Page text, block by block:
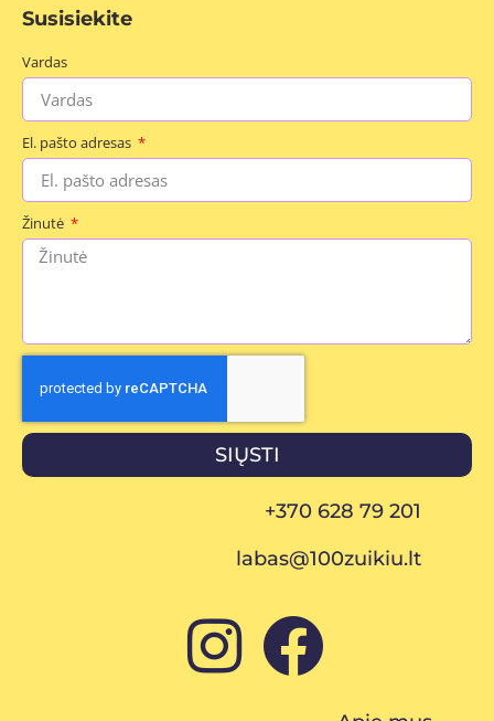
Susisiekite
Vardas
El. pašto adresas
Žinutė
SIŲSTI
+370 628 79 201
labas@100zuikiu.lt